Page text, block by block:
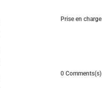
Prise en charge
0 Comments(s)